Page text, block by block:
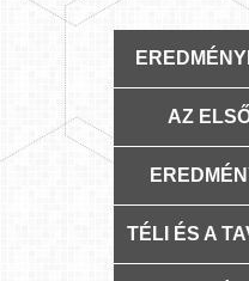
AZ
TÉLI ÉS A